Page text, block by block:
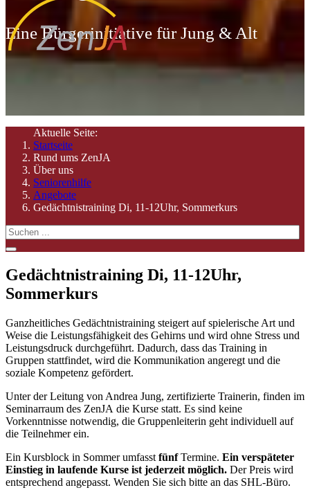
Eine Bürgerinitiative für Jung & Alt
Aktuelle Seite:
Startseite
Rund ums ZenJA
Über uns
Seniorenhilfe
Angebote
Gedächtnistraining Di, 11-12Uhr, Sommerkurs
Gedächtnistraining Di, 11-12Uhr,
Sommerkurs
Ganzheitliches Gedächtnistraining steigert auf spielerische Art und
Weise die Leistungsfähigkeit des Gehirns und wird ohne Stress und
Leistungsdruck durchgeführt. Dadurch, dass das Training in
Gruppen stattfindet, wird die Kommunikation angeregt und die
soziale Kompetenz gefördert.
Unter der Leitung von Andrea Jung, zertifizierte Trainerin, finden im
Seminarraum des ZenJA die Kurse statt. Es sind keine
Vorkenntnisse notwendig, die Gruppenleiterin geht individuell auf
die Teilnehmer ein.
Ein Kursblock in Sommer umfasst fünfTermine. Ein verspäteter
Einstieg in laufende Kurse ist jederzeit möglich. Der Preis wird
entsprechend angepasst. Wenden Sie sich bitte an das SHL-Büro.